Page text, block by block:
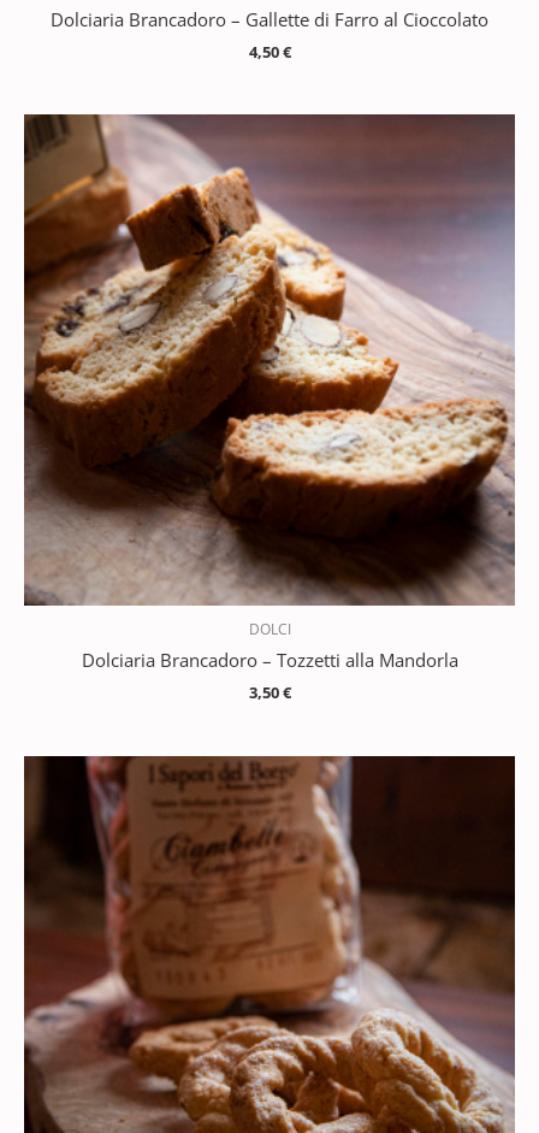
Dolciaria Brancadoro – Gallette di Farro al Cioccolato
4,50€
DOLCI
Dolciaria Brancadoro – Tozzetti alla Mandorla
3,50€